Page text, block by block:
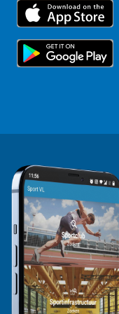
Trainers en begeleiders
Topsporters
Voor de pers